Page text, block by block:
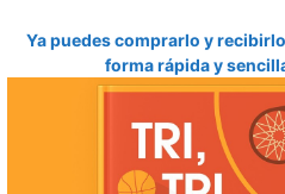
Ya puedes comprarlo y
forma rápida y